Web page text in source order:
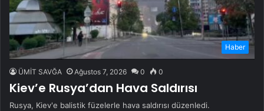
Haber
ÜMİT SAVĞA Ağustos 7, 2026 0 0
Kiev’e Rusya’dan Hava Saldırısı
Rusya, Kiev'e balistik füzelerle hava saldırısı düzenledi.